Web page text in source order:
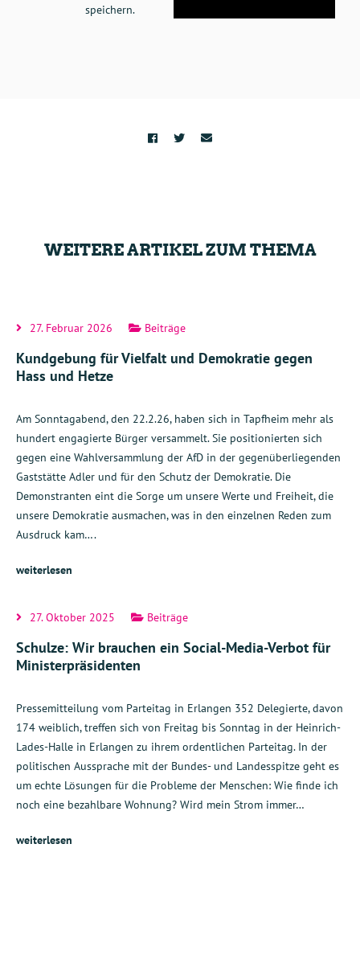
speichern.
WEITERE ARTIKEL ZUM THEMA
27. Februar 2026 Beiträge
Kundgebung für Vielfalt und Demokratie gegen
Hass und Hetze
Am Sonntagabend, den 22.2.26, haben sich in Tapfheim mehr als
hundert engagierte Bürger versammelt. Sie positionierten sich
gegen eine Wahlversammlung der AfD in der gegenüberliegenden
Gaststätte Adler und für den Schutz der Demokratie. Die
Demonstranten eint die Sorge um unsere Werte und Freiheit, die
unsere Demokratie ausmachen, was in den einzelnen Reden zum
Ausdruck kam….
weiterlesen
27. Oktober 2025 Beiträge
Schulze: Wir brauchen ein Social-Media-Verbot für
Ministerpräsidenten
Pressemitteilung vom Parteitag in Erlangen 352 Delegierte, davon
174 weiblich, treffen sich von Freitag bis Sonntag in der Heinrich-
Lades-Halle in Erlangen zu ihrem ordentlichen Parteitag. In der
politischen Aussprache mit der Bundes- und Landesspitze geht es
um echte Lösungen für die Probleme der Menschen: Wie finde ich
noch eine bezahlbare Wohnung? Wird mein Strom immer…
weiterlesen